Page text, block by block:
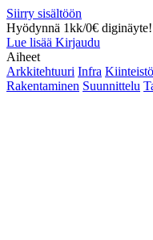
Siirry sisältöön
Hyödynnä 1kk/0€ diginäyte!
Lue lisää Kirjaudu
Aiheet
Arkkitehtuuri Infra
Rakentaminen Suunnittelu